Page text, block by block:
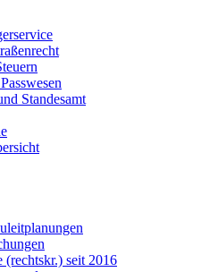
Standesamt
(rechtskr.) seit 2016